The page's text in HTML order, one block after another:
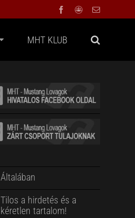
Facebook
Facebook
Group
Email:
MHT KLUB
Általában
Tilos a hirdetés és a
kéretlen tartalom!